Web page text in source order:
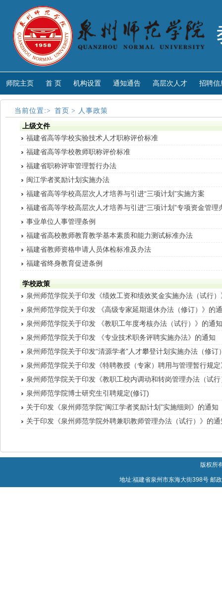
师院主页 首 页 机构设置 通知通告 高层次人才 招聘信
当前位置:> 首页 > 人事政策
上级文件
福建省高等学校实验技术人才职称评价标准
福建省高等学校教师职称评价标准
福建省职称评审管理暂行办法
闽江学者奖励计划实施办法
福建省高等学校高层次人才培养与引进“三项计划”实施方案
福建省高等学校高层次人才培养与引进“三项计划”专项资金管理
事业单位人事管理条例
福建省高校教师教育教学基本素质和能力测试标准办法
福建省教师资格申请人员体检标准及办法
福建省终身教育促进条例
学校政策
泉州师范学院关于印发《绩效工资和绩效奖金实施办法（试行
泉州师范学院关于印发 《高级专家延期退休办法（修订）》的
泉州师范学院关于印发 《教职工年度考核办法（试行）》的通知
泉州师范学院关于印发 《专业技术职务评聘实施办法》的通知
泉州师范学院关于印发“清源学者”人才攀登计划实施办法（修订
泉州师范学院关于印发《特聘教授（专家）聘用与管理暂行规
泉州师范学院关于印发《教职工校内调动和转岗管理办法（试
泉州师范学院博士研究生引聘规定(修订)
关于印发《泉州师范学院“闽江学者奖励计划”实施细则》的通知
关于印发《泉州师范学院外聘兼职教师管理办法（试行）》的通
版权所
地址:福建省泉州市东海大街398号 邮